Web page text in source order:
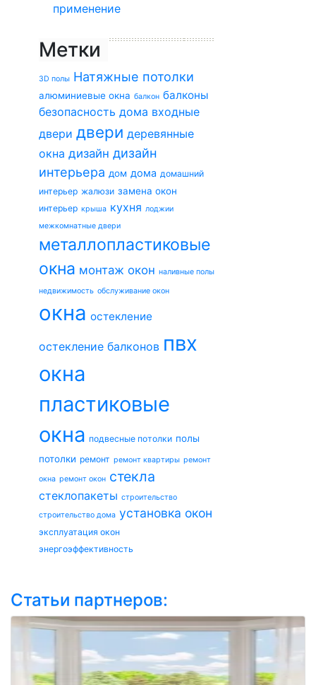
применение
Метки
3D полы Натяжные потолки
алюминиевые окна балкон балконы
безопасность дома входные
двери двери деревянные
окна дизайн дизайн
интерьера дом дома домашний
интерьер жалюзи замена окон
интерьер крыша кухня лоджии
межкомнатные двери
металлопластиковые
окна монтаж окон наливные полы
недвижимость обслуживание окон
окна остекление
остекление балконов пвх
окна
пластиковые
окна подвесные потолки полы
потолки ремонт ремонт квартиры ремонт
окна ремонт окон стекла
стеклопакеты строительство
строительство дома установка окон
эксплуатация окон
энергоэффективность
Статьи партнеров: